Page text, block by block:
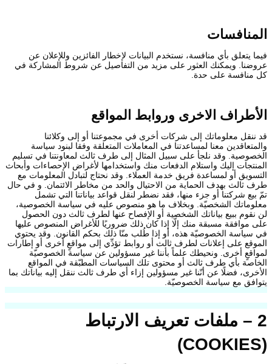
المنافسات
فيما يتعلق بأي منافسة، نستخدم البيانات لإخطار الفائزين وللإعلان عن
عروضنا. ويمكنك العثور على مزيد من التفاصيل عن شروط المشاركة في
كل منافسة على حدة.
الأطراف الاخرى وروابط المواقع
قد ننقل معلوماتك إلى شركات أخرى في مجموعتنا أو إلى وكلائنا
والمتعاقدين معنا لمساعدتنا في المعاملات المتعلقة وفقا لبنود سياسة
الخصوصية. وقد نلجأ على سبيل المثال إلى طرف ثالث لمعاونتنا في تسليم
المنتجات إليك واستلام الدفعات منك واستخدامها لأغراض الإحصاءات وأبحاث
التسويق أو لمساعدة فريق خدمة العملاء. وقد نحتاج لتبادل المعلومات مع
طرف ثالث بهدف الحماية من الاحتيال والحد من مخاطر الائتمان. و في حال
تمّ بيع شركتنا أو جزء منها، فقد نضطر لنقل قواعد بياناتنا التي تشمل
معلوماتك الشخصيّة. وبخلاف ما هو منصوص عليه في سياسة الخصوصية،
لن نقوم ببيع بياناتك الشخصية أو الإفصاح عنها لطرف ثالث دون الحصول
على موافقة مسبقة منك إلّا إذا كان ذلك ضروريًا للأغراض المنصوص عليها
في سياسة الخصوصيّة هذه، أو إذا طُلب منّا ذلك بحكم القانون. وقد يحتوي
الموقع على إعلانات لطرف ثالث أو روابط تؤدِّي إلى مواقعٍ أخرى أو إطارات
لمواقعٍ أخرى. ونحيطك علماً بأننا غير مسؤولين عن سياسة الخصوصيّة
الخاصة بأي طرف ثالث أو محتوى تلك السياسات المطبّقة في المواقع
الأخرى، فضلًا عن أنّنا غير مسؤولين إزاء أي طرف ثالث ننقل إليه بياناتك بما
يتوافق مع سياسة الخصوصيّة.
2 – ملفات تعريف الارتباط
(COOKIES)